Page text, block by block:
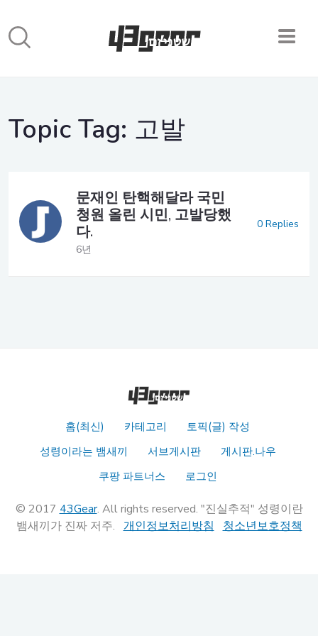
Topic Tag: 고발
문재인 탄핵해달라 국민
청원 올린 시민, 고발당했
다.
6년
0 Replies
홈(최신) 카테고리
토픽(글) 작성
성령이라는 뱀새끼
서브게시판
게시판.나우
쿠팡 파트너스
로그인
© 2017 43Gear. All rights reserved. "진실추적" 성령이란
뱀새끼가 진짜 저주. 개인정보처리방침 청소년보호정책